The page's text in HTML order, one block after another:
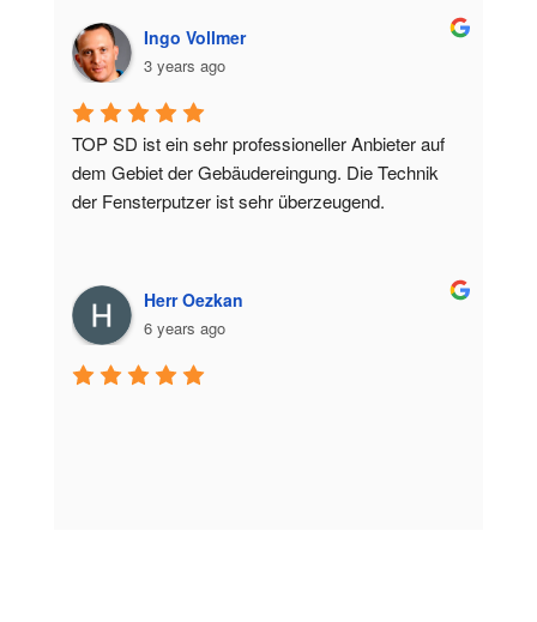
Ingo Vollmer
3 years ago
TOP SD ist ein sehr professioneller Anbieter auf
dem Gebiet der Gebäudereingung. Die Technik
der Fensterputzer ist sehr überzeugend.
Herr Oezkan
6 years ago